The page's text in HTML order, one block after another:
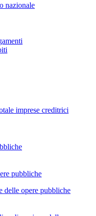
nazionale
imprese creditrici
pubbliche
delle opere pubbliche